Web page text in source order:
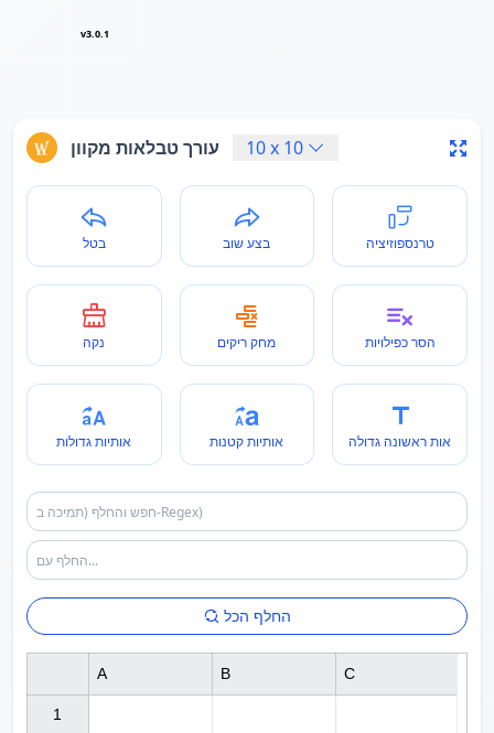
v3.0.1
עורך טבלאות מקוון 10x 10
בטל בצע שוב טרנספוזיציה
נקה מחק ריקים הסר כפילויות
אותיות גדולות אותיות קטנות אות ראשונה גדולה
החלף הכל
1
A B C